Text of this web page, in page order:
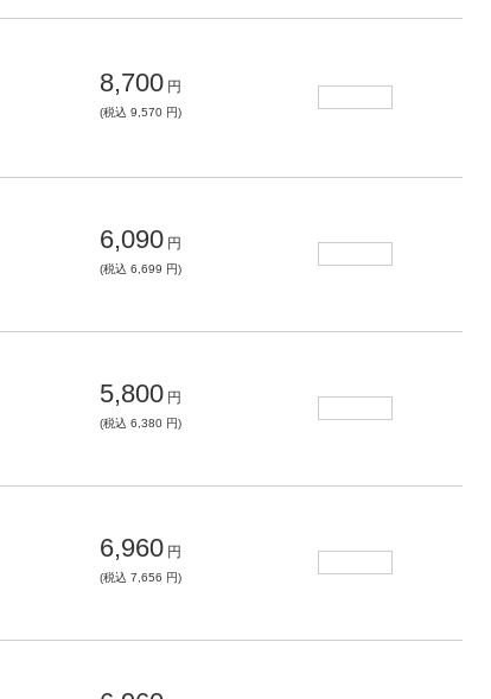
8,700 円
(税込 9,570 円)
6,090 円
(税込 6,699 円)
5,800 円
(税込 6,380 円)
6,960 円
(税込 7,656 円)